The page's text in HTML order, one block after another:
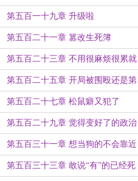
第五百一十九章 升级啦
第五百二十一章 篡改生死簿
第五百二十三章 不用很麻烦很累就
能上天的办法
第五百二十五章 开局被围殴还是第
一次
第五百二十七章 松鼠癖又犯了
第五百二十九章 觉得变好了的政治
都白学了
第五百三十一章 想当狗的不会靠近
第五百三十三章 敢说“有”的已经死